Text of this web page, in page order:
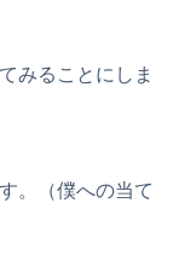
みることにしま
。（僕への当て